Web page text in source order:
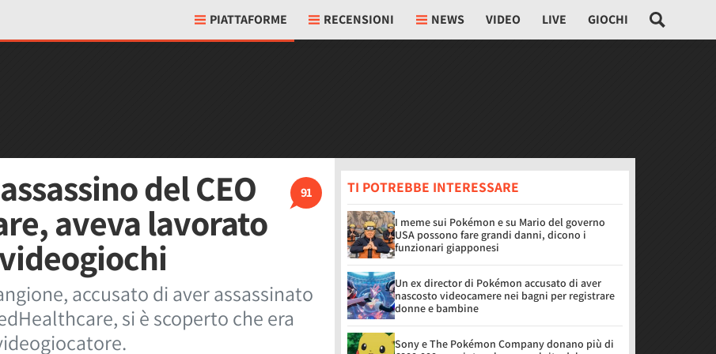
PIATTAFORME RECENSIONI NEWS VIDEO LIVE GIOCHI
91
del CEO
aveva lavorato
accusato di aver assassinato
si è scoperto che era
TI POTREBBE INTERESSARE
I meme sui Pokémon e su Mario del governo
USA possono fare grandi danni, dicono i
funzionari giapponesi
Un ex director di Pokémon accusato di aver
nascosto videocamere nei bagni per registrare
donne e bambine
Sony e The Pokémon Company donano più di